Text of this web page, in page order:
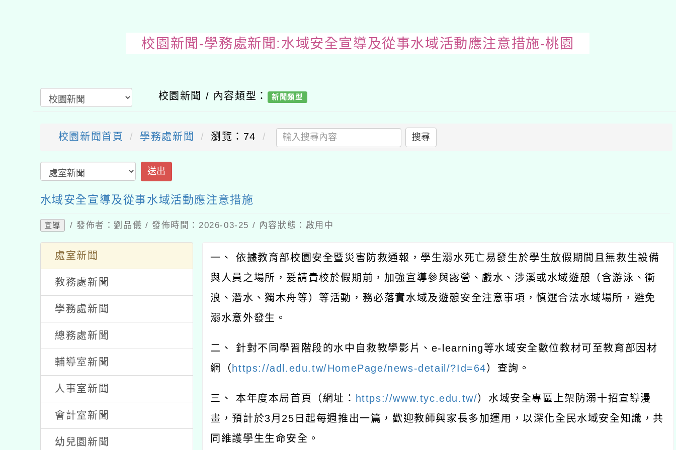
校園新聞-學務處新聞:水域安全宣導及從事水域活動應注意措施-桃園
校園新聞 / 內容類型： 新聞類型
校園新聞首頁 學務處新聞 瀏覽：74 搜尋
送出
水域安全宣導及從事水域活動應注意措施
宣導 / 發佈者：劉品儀 / 發佈時間：2026-03-25 / 內容狀態：啟用中
處室新聞
教務處新聞
學務處新聞
總務處新聞
輔導室新聞
人事室新聞
會計室新聞
幼兒園新聞
一、 依據教育部校園安全暨災害防救通報，學生溺水死亡易發生於學生放假期間且無救生設備
與人員之場所，爰請貴校於假期前，加強宣導參與露營、戲水、涉溪或水域遊憩（含游泳、衝
浪、潛水、獨木舟等）等活動，務必落實水域及遊憩安全注意事項，慎選合法水域場所，避免
溺水意外發生。
二、 針對不同學習階段的水中自救教學影片、e-learning等水域安全數位教材可至教育部因材
網（ https://adl.edu.tw/HomePage/news-detail/?Id=64）查詢。
三、 本年度本局首頁（網址： https://www.tyc.edu.tw/）水域安全專區上架防溺十招宣導漫
畫，預計於3月25日起每週推出一篇，歡迎教師與家長多加運用，以深化全民水域安全知識，共
同維護學生生命安全。